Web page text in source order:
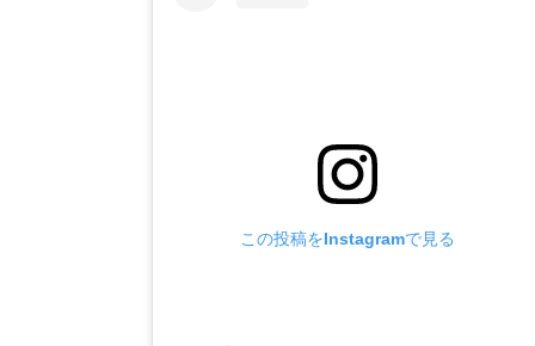
この投稿をInstagramで見る